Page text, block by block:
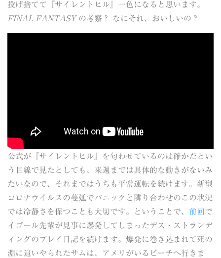
投げ捨てて『サイレントヒル』一色になると思います。
FINAL FANTASYの考察？ なにそれ、おいしいの？
公式が『サイレントヒル』を匂わせているのは確かだとい
う目線で見たとしても、来週までは具体的な動きがないみ
たいなので、それまではうちも平常運転を続けます。新型
コロナウイルスの蔓延でパニックと隣り合わせのこの状況
では冷静さを保つことも大切です。ということで、 前回で
イゴール先輩が見事に爆発してしまったデス・ストランデ
ィングのプレイ日記を続けます。爆発に巻き込まれて死の
淵に追いやられたサムは、アメリがいるビーチへ行きま